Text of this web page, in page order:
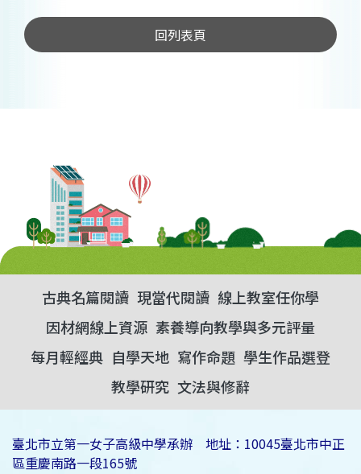
回列表頁
古典名篇閱讀 現當代閱讀 線上教室任你學
因材網線上資源 素養導向教學與多元評量
每月輕經典 自學天地 寫作命題 學生作品選登
教學研究 文法與修辭
臺北市立第一女子高級中學承辦 地址：10045臺北市中正
區重慶南路一段165號